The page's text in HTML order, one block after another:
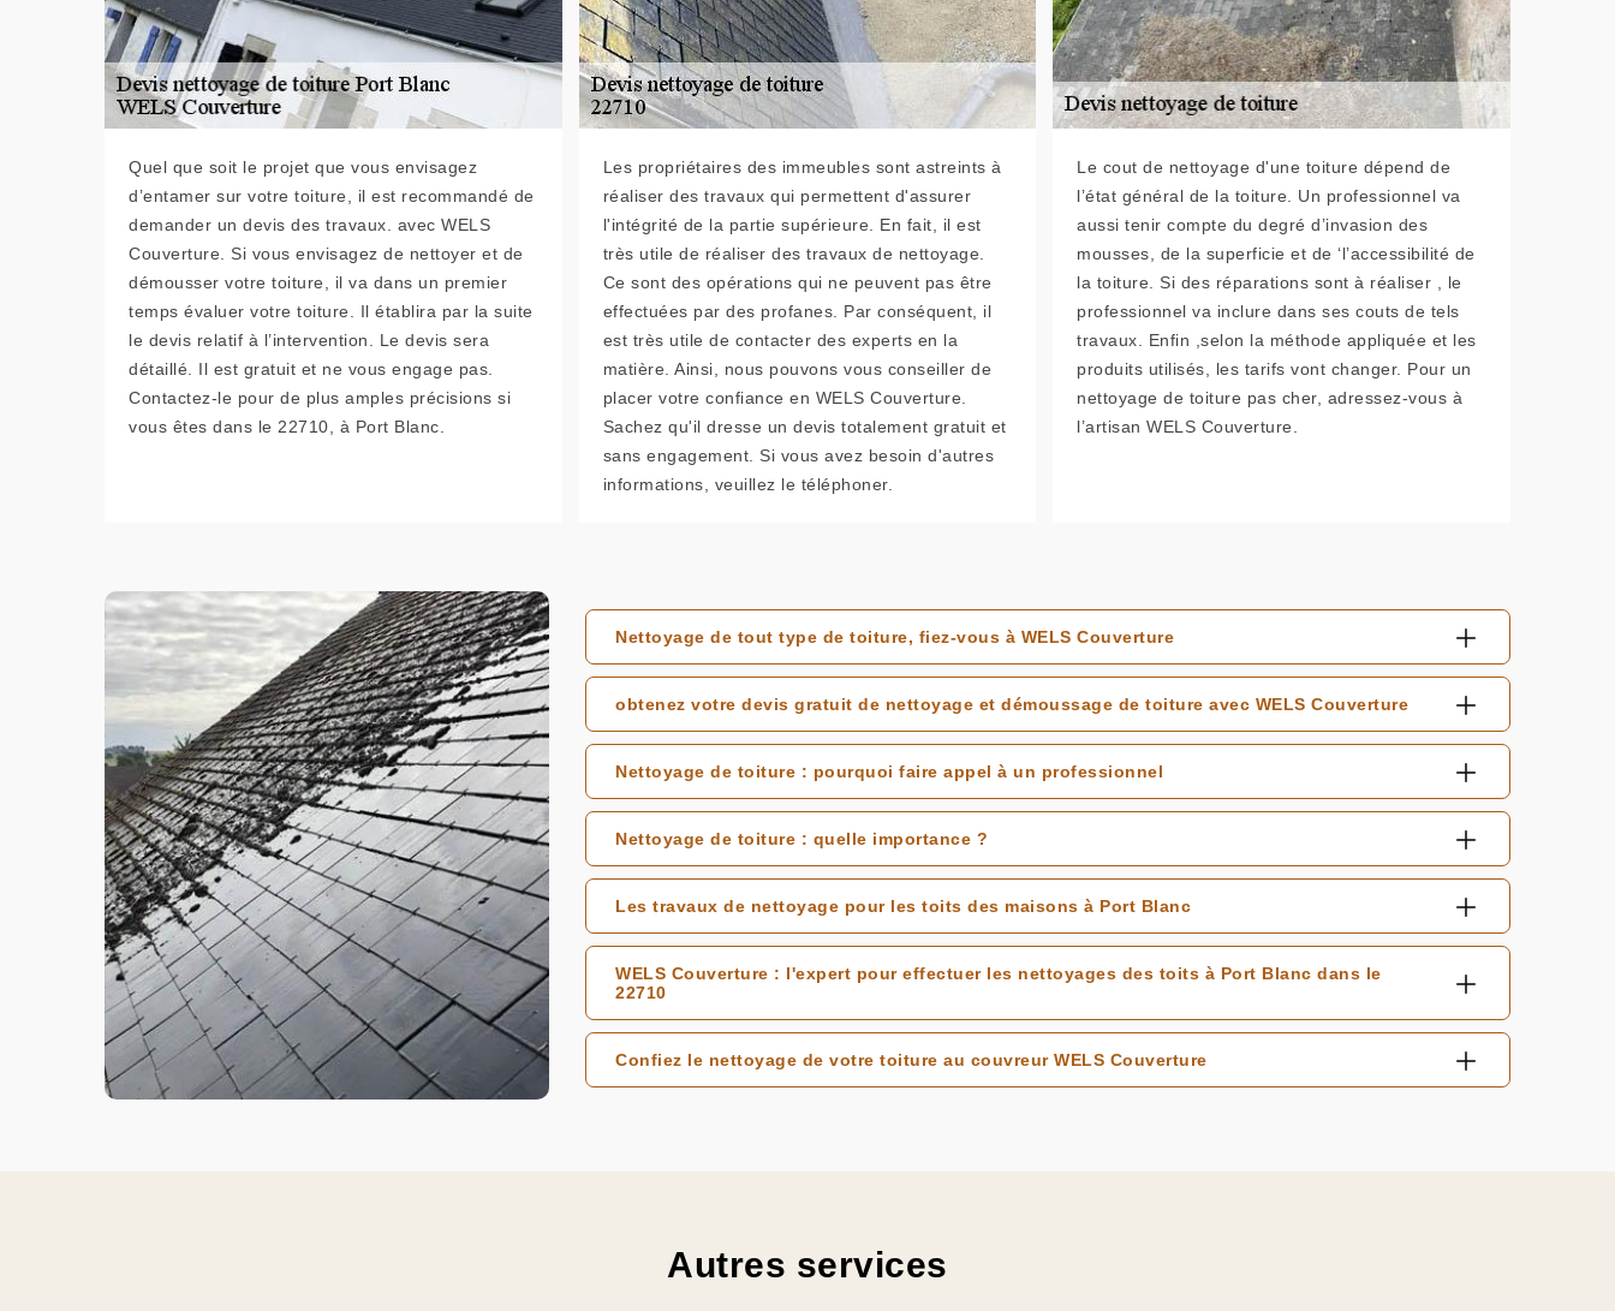
Quel que soit le projet que vous envisagez
d’entamer sur votre toiture, il est recommandé de
demander un devis des travaux. avec WELS
Couverture. Si vous envisagez de nettoyer et de
démousser votre toiture, il va dans un premier
temps évaluer votre toiture. Il établira par la suite
le devis relatif à l’intervention. Le devis sera
détaillé. Il est gratuit et ne vous engage pas.
Contactez-le pour de plus amples précisions si
vous êtes dans le 22710, à Port Blanc.
Les propriétaires des immeubles sont astreints à
réaliser des travaux qui permettent d'assurer
l'intégrité de la partie supérieure. En fait, il est
très utile de réaliser des travaux de nettoyage.
Ce sont des opérations qui ne peuvent pas être
effectuées par des profanes. Par conséquent, il
est très utile de contacter des experts en la
matière. Ainsi, nous pouvons vous conseiller de
placer votre confiance en WELS Couverture.
Sachez qu'il dresse un devis totalement gratuit et
sans engagement. Si vous avez besoin d'autres
informations, veuillez le téléphoner.
Le cout de nettoyage d'une toiture dépend de
l’état général de la toiture. Un professionnel va
aussi tenir compte du degré d’invasion des
mousses, de la superficie et de ‘l’accessibilité de
la toiture. Si des réparations sont à réaliser , le
professionnel va inclure dans ses couts de tels
travaux. Enfin ,selon la méthode appliquée et les
produits utilisés, les tarifs vont changer. Pour un
nettoyage de toiture pas cher, adressez-vous à
l’artisan WELS Couverture.
Nettoyage de tout type de toiture, fiez-vous à WELS Couverture
obtenez votre devis gratuit de nettoyage et démoussage de toiture avec WELS Couverture
Nettoyage de toiture : pourquoi faire appel à un professionnel
Nettoyage de toiture : quelle importance ?
Les travaux de nettoyage pour les toits des maisons à Port Blanc
WELS Couverture : l'expert pour effectuer les nettoyages des toits à Port Blanc dans le
22710
Confiez le nettoyage de votre toiture au couvreur WELS Couverture
Autres services